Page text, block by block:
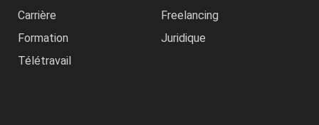
Carrière
Freelancing
Formation
Juridique
Télétravail